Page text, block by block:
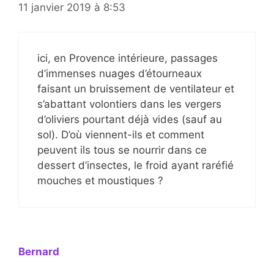
11 janvier 2019 à 8:53
ici, en Provence intérieure, passages
d’immenses nuages d’étourneaux
faisant un bruissement de ventilateur et
s’abattant volontiers dans les vergers
d’oliviers pourtant déjà vides (sauf au
sol). D’où viennent-ils et comment
peuvent ils tous se nourrir dans ce
dessert d’insectes, le froid ayant raréfié
mouches et moustiques ?
Bernard